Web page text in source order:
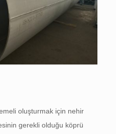
oluşturmak için nehir
gerekli olduğu köprü